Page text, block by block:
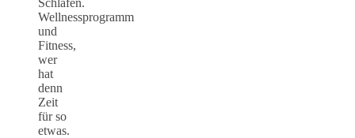
Wellnessprogramm
und
Fitness,
wer
hat
denn
Zeit
für so
etwas.